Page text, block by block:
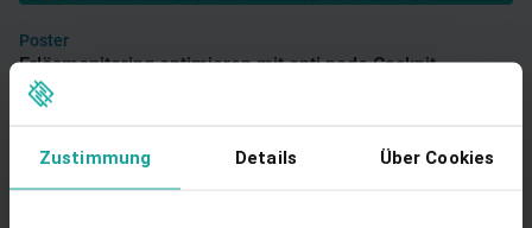
Zustimmung Details Über Cookies
Poster
Erlösmonitoring optimieren mit opti.node Cockpit
Ansehen